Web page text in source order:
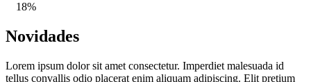
18%
Novidades
Lorem ipsum dolor sit amet consectetur. Imperdiet malesuada id
tellus convallis odio placerat enim aliquam adipiscing. Elit pretium